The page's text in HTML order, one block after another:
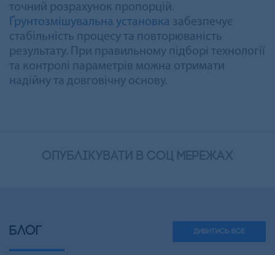
точний розрахунок пропорцій.
Ґрунтозмішувальна установка забезпечує
стабільність процесу та повторюваність
результату. При правильному підборі технології
та контролі параметрів можна отримати
надійну та довговічну основу.
опублікувати в соц мережах
БЛОГ ДИВИТИСЬ ВСЕ